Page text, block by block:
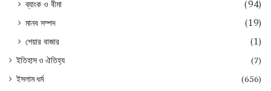
ব্যাংক ও বীমা
(94)
মানব সম্পদ
(19)
শেয়ার বাজার
(1)
ইতিহাস ও ঐতিহ্য
(7)
ইসলাম ধর্ম
(656)